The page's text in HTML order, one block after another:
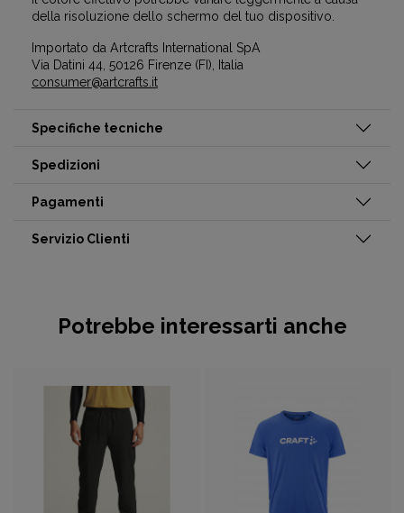
della risoluzione dello schermo del tuo dispositivo.
Importato da Artcrafts International SpA
Via Datini 44, 50126 Firenze (FI), Italia
consumer@artcrafts.it
Specifiche tecniche
Spedizioni
Pagamenti
Servizio Clienti
Potrebbe interessarti anche